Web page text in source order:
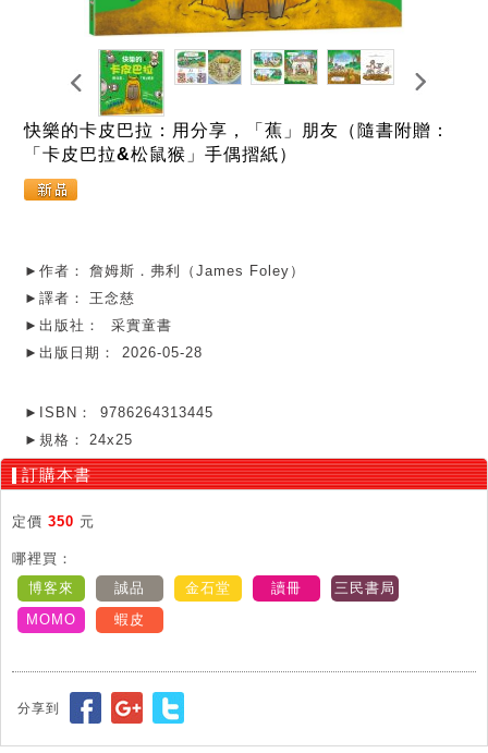
快樂的卡皮巴拉：用分享，「蕉」朋友（隨書附贈：
「卡皮巴拉&松鼠猴」手偶摺紙）
►作者：
詹姆斯．弗利（James Foley）
►譯者：
王念慈
►出版社：
采實童書
►出版日期：
2026-05-28
►ISBN：
9786264313445
►規格：
24x25
訂購本書
定價 350 元
哪裡買：
博客來
誠品 金石堂 讀冊
三民書局
MOMO
蝦皮
分享到